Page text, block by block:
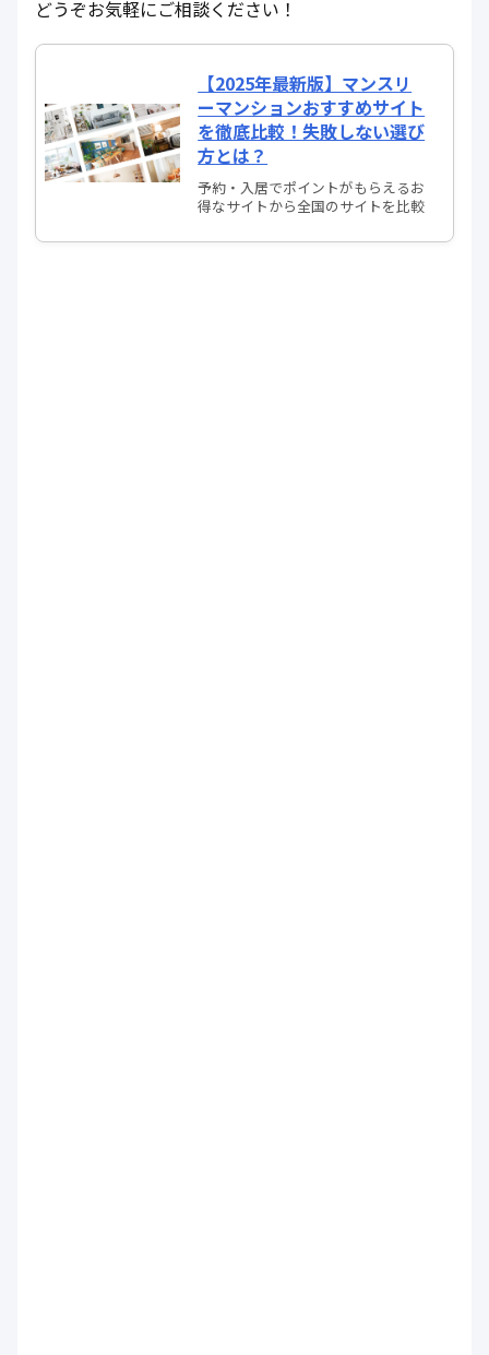
どうぞお気軽にご相談ください！
【2025年最新版】マンスリ
ーマンションおすすめサイト
を徹底比較！失敗しない選び
方とは？
予約・入居でポイントがもらえるお
得なサイトから全国のサイトを比較